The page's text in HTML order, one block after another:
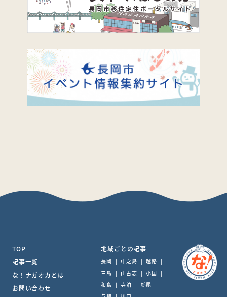
TOP
記事一覧
な！ナガオカとは
お問い合わせ
地域ごとの記事
長岡 | 中之島 | 越路 |
三島 | 山古志 | 小国
|
和島 | 寺泊 | 栃尾
|